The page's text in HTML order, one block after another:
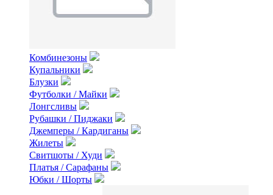
Комбинезоны
Купальники
Блузки
Футболки / Майки
Лонгсливы
Рубашки / Пиджаки
Джемперы / Кардиганы
Жилеты
Свитшоты / Худи
Платья / Сарафаны
Юбки / Шорты